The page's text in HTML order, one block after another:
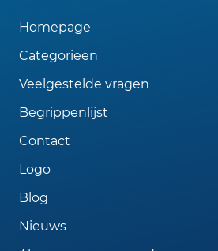
Homepage
Categorieën
Veelgestelde vragen
Begrippenlijst
Contact
Logo
Blog
Nieuws